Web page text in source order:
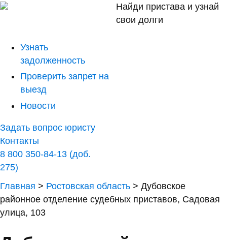
Найди пристава и узнай
свои долги
Узнать
задолженность
Проверить запрет на
выезд
Новости
Задать вопрос юристу
Контакты
8 800 350-84-13 (доб.
275)
Главная > Ростовская область > Дубовское
районное отделение судебных приставов, Садовая
улица, 103